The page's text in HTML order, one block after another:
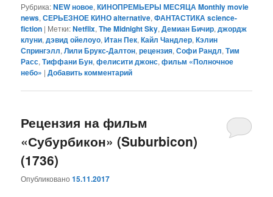
Рубрика:NEW новое,КИНОПРЕМЬЕРЫ МЕСЯЦА Monthly movie
news,СЕРЬЕЗНОЕ КИНО alternative,ФАНТАСТИКА science-
fiction | Метки:Netflix,The Midnight Sky,Демиан Бичир,джордж
клуни,дэвид ойелоуо,Итан Пек,Кайл Чандлер,Кэлин
Спрингэлл,Лили Брукс-Далтон,рецензия,Софи Рандл,Тим
Расс,Тиффани Бун,фелисити джонс,фильм «Полночное
небо» |Добавить комментарий
Рецензия на фильм
«Субурбикон» (Suburbicon)
(1736)
Опубликовано15.11.2017